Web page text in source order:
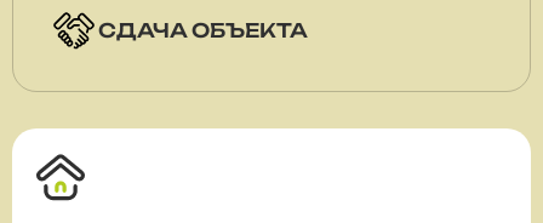
СДАЧА ОБЪЕКТА